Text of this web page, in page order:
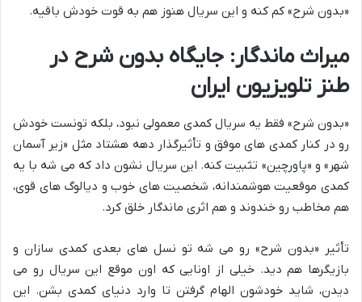
«بدون شرح» کم کنه و این سریال هنوز هم به قوت خودش باقیه.
میراث ماندگار: جایگاه بدون شرح در
طنز تلویزیون ایران
«بدون شرح» فقط یه سریال کمدی معمولی نبود، بلکه تونست خودش
رو در کنار کمدی های موفق و تأثیرگذار دهه هشتاد مثل «زیر آسمان
شهر» و «پاورچین» تثبیت کنه. این سریال نشون داد که می شه با یه
کمدی موقعیت هوشمندانه، شخصیت های خوب و دیالوگ های قوی،
هم مخاطب رو خندوند و هم اثری ماندگار خلق کرد.
تأثیر «بدون شرح» رو می شه تو نسل های بعدی کمدی سازان و
بازیگرها هم دید. خیلی از اونایی که اون موقع این سریال رو می
دیدن، شاید خودشون الهام گرفتن تا وارد دنیای کمدی بشن. این